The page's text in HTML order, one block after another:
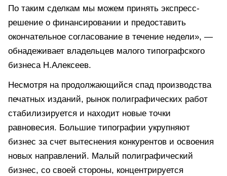
По таким сделкам мы можем принять экспресс-
решение о финансировании и предоставить
окончательное согласование в течение недели», —
обнадеживает владельцев малого типографского
бизнеса Н.Алексеев.
Несмотря на продолжающийся спад производства
печатных изданий, рынок полиграфических работ
стабилизируется и находит новые точки
равновесия. Большие типографии укрупняют
бизнес за счет вытеснения конкурентов и освоения
новых направлений. Малый полиграфический
бизнес, со своей стороны, концентрируется